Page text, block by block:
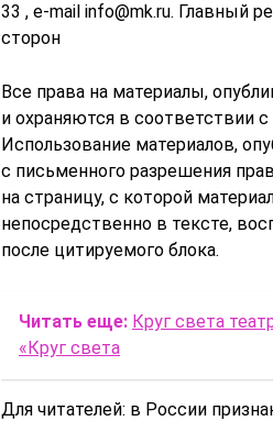
33 , e-mail info@mk.ru. Главный
сторон
Все права на материалы,
и охраняются в соответствии
Использование материалов,
с письменного разрешения
на страницу, с которой
непосредственно в тексте,
после цитируемого блока.
Читать еще: Круг света
«Круг света
Для читателей: в России